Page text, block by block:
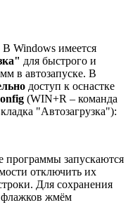
Windows имеется
для быстрого и
в автозапуске. В
доступ к оснастке
(WIN+R – команда
"Автозагрузка"):
программы запускаются
отключить их
Для сохранения
флажков жмём